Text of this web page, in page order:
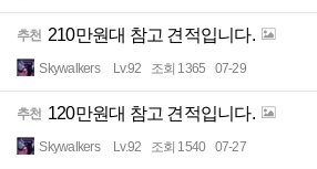
추천 210만원대 참고 견적입니다.
Skywalkers Lv.92 조회 1365 07-29
추천 120만원대 참고 견적입니다.
Skywalkers Lv.92 조회 1540 07-27